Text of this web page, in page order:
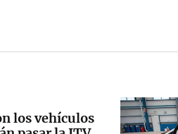
los vehículos